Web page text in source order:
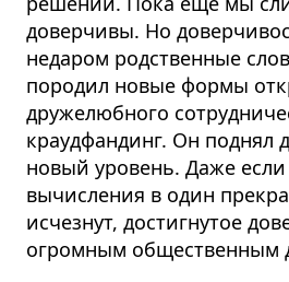
доверчивы. Но
недаром родственные
породил новые формы
дружелюбного
краудфандинг. Он поднял
новый уровень. Даже
вычисления в один
исчезнут, достигнутое
огромным общественным